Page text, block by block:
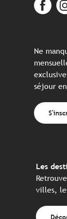
Ne
séjour
Les
villes,